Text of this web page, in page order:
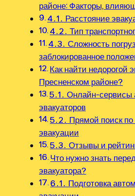
районе: Факторы,
4․1․ Расстояние
4․2․ Тип
4․3․ Сложность
заблокированное
Как найти недорогой
Пресненском районе?
5․1․ Онлайн-сервисы
эвакуаторов
5․2․ Прямой поиск
эвакуации
5․3․ Отзывы и
Что нужно знать
эвакуатора?
6․1․ Подготовка